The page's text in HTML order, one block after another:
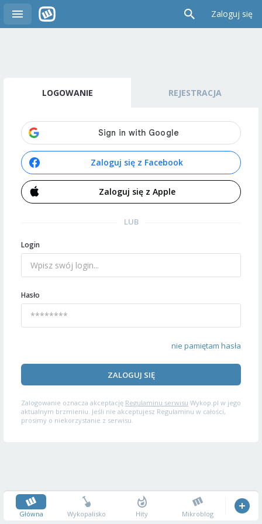
Zaloguj się
LOGOWANIE REJESTRACJA
Zaloguj się z Facebook
Zaloguj się z Apple
LUB
Login
Hasło
nie pamiętam hasła
ZALOGUJ SIĘ
Zalogowanie oznacza akceptację Regulaminu serwisu Wykop.pl w jego
aktualnym brzmieniu. Jeśli nie akceptujesz Regulaminu w całości,
prosimy o niekorzystanie z serwisu.
Główna Wykopalisko Hity Mikroblog